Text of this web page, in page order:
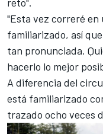
"Esta vez correré
familiarizado, así
tan pronunciada.
hacerlo lo mejor
A diferencia del
está familiarizado
trazado ocho veces